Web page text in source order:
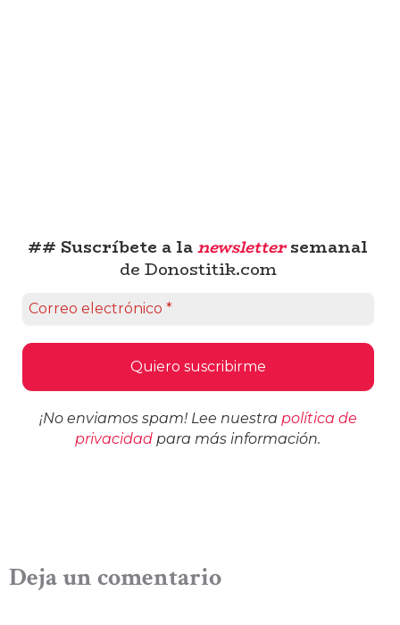
## Suscríbete a lanewslettersemanal
de Donostitik.com
¡No enviamos spam! Lee nuestra política de
privacidad para más información.
Deja un comentario